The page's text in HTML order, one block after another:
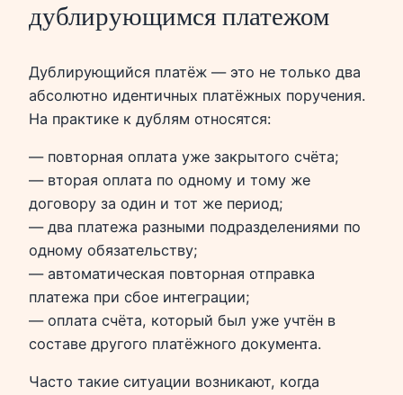
дублирующимся платежом
Дублирующийся платёж — это не только два
абсолютно идентичных платёжных поручения.
На практике к дублям относятся:
— повторная оплата уже закрытого счёта;
— вторая оплата по одному и тому же
договору за один и тот же период;
— два платежа разными подразделениями по
одному обязательству;
— автоматическая повторная отправка
платежа при сбое интеграции;
— оплата счёта, который был уже учтён в
составе другого платёжного документа.
Часто такие ситуации возникают, когда